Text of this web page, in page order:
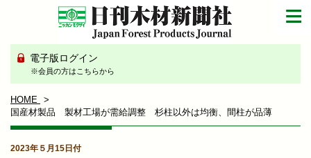
電子版ログイン
※会員の方はこちらから
HOME
国産材製品 製材工場が需給調整 杉柱以外は均衡、間柱が品薄
2023年５月15日付